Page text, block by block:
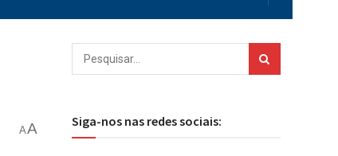
AA Siga-nos nas redes sociais: